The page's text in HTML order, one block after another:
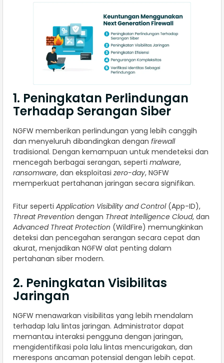
1. Peningkatan Perlindungan
Terhadap Serangan Siber
NGFW memberikan perlindungan yang lebih canggih
dan menyeluruh dibandingkan dengan firewall
tradisional. Dengan kemampuan untuk mendeteksi dan
mencegah berbagai serangan, seperti malware,
ransomware, dan eksploitasi zero-day, NGFW
memperkuat pertahanan jaringan secara signifikan.
Fitur seperti Application Visibility and Control(App-ID),
Threat Prevention dengan Threat Intelligence Cloud, dan
Advanced Threat Protection (WildFire) memungkinkan
deteksi dan pencegahan serangan secara cepat dan
akurat, menjadikan NGFW alat penting dalam
pertahanan siber modern.
2. Peningkatan Visibilitas
Jaringan
NGFW menawarkan visibilitas yang lebih mendalam
terhadap lalu lintas jaringan. Administrator dapat
memantau interaksi pengguna dengan jaringan,
mengidentifikasi pola lalu lintas mencurigakan, dan
merespons ancaman potensial dengan lebih cepat.